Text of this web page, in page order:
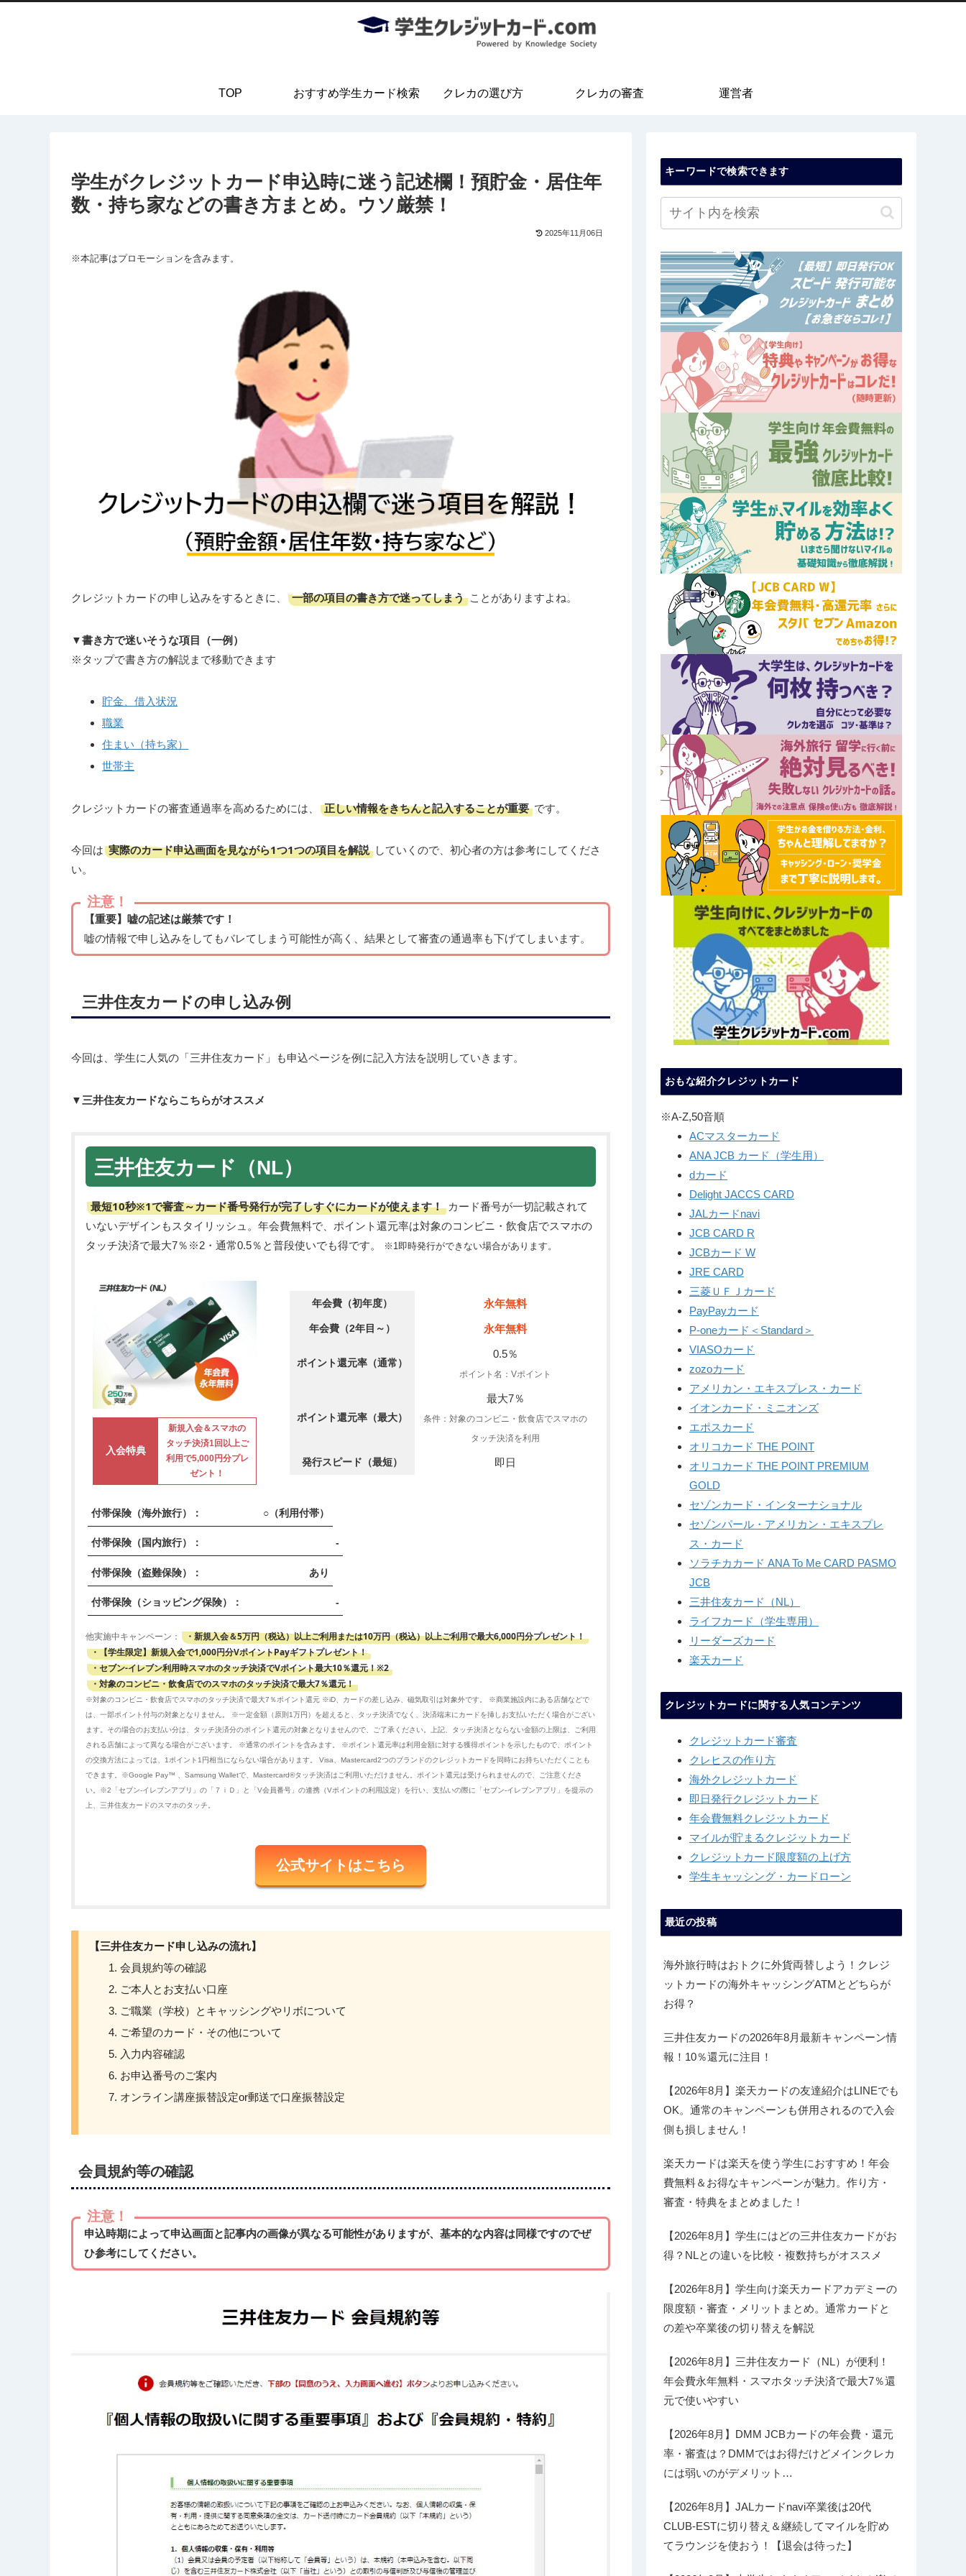
TOP おすすめ学生カード検索 クレカの選び方 クレカの審査 運営者
学生がクレジットカード申込時に迷う記述欄！預貯金・居住年
数・持ち家などの書き方まとめ。ウソ厳禁！
2025年11月06日
※本記事はプロモーションを含みます。
クレジットカードの申し込みをするときに、 一部の項目の書き方で迷ってしまう ことがありますよね。
▼書き方で迷いそうな項目（一例）
※タップで書き方の解説まで移動できます
貯金、借入状況
職業
住まい（持ち家）
世帯主
クレジットカードの審査通過率を高めるためには、 正しい情報をきちんと記入することが重要 です。
今回は 実際のカード申込画面を見ながら1つ1つの項目を解説 していくので、初心者の方は参考にしてくださ
い。
注意！
【重要】嘘の記述は厳禁です！
嘘の情報で申し込みをしてもバレてしまう可能性が高く、結果として審査の通過率も下げてしまいます。
三井住友カードの申し込み例
今回は、学生に人気の「三井住友カード」も申込ページを例に記入方法を説明していきます。
▼三井住友カードならこちらがオススメ
三井住友カード（NL）
最短10秒※1で審査～カード番号発行が完了しすぐにカードが使えます！ カード番号が一切記載されて
いないデザインもスタイリッシュ。年会費無料で、ポイント還元率は対象のコンビニ・飲食店でスマホの
タッチ決済で最大7％※2・通常0.5％と普段使いでも得です。
※1即時発行ができない場合があります。
入会特典
新規入会＆スマホの
タッチ決済1回以上ご
利用で5,000円分プレ
ゼント！
年会費（初年度） 永年無料
年会費（2年目～） 永年無料
ポイント還元率（通常）
0.5％
ポイント名：Vポイント
ポイント還元率（最大）
最大7％
条件：対象のコンビニ・飲食店でスマホの
タッチ決済を利用
発行スピード（最短） 即日
付帯保険（海外旅行）： ○（利用付帯）
付帯保険（国内旅行）： -
付帯保険（盗難保険）： あり
付帯保険（ショッピング保険）： -
他実施中キャンペーン：
・新規入会＆5万円（税込）以上ご利用または10万円（税込）以上ご利用で最大6,000円分プレゼント！
・【学生限定】新規入会で1,000円分VポイントPayギフトプレゼント！
・セブン-イレブン利用時スマホのタッチ決済でVポイント最大10％還元！※2
・対象のコンビニ・飲食店でのスマホのタッチ決済で最大7％還元！
※対象のコンビニ・飲食店でスマホのタッチ決済で最大7％ポイント還元 ※iD、カードの差し込み、磁気取引は対象外です。 ※商業施設内にある店舗などで
は、一部ポイント付与の対象となりません。 ※一定金額（原則1万円）を超えると、タッチ決済でなく、決済端末にカードを挿しお支払いただく場合がござい
ます。その場合のお支払い分は、タッチ決済分のポイント還元の対象となりませんので、ご了承ください。上記、タッチ決済とならない金額の上限は、ご利用
される店舗によって異なる場合がございます。 ※通常のポイントを含みます。 ※ポイント還元率は利用金額に対する獲得ポイントを示したもので、ポイント
の交換方法によっては、1ポイント1円相当にならない場合があります。 Visa、Mastercard2つのブランドのクレジットカードを同時にお持ちいただくことも
できます。※Google Pay™ 、Samsung Walletで、Mastercard®タッチ決済はご利用いただけません。ポイント還元は受けられませんので、ご注意くださ
い。※2「セブン-イレブンアプリ」の「７ｉＤ」と「V会員番号」の連携（Vポイントの利用設定）を行い、支払いの際に「セブン-イレブンアプリ」を提示の
上、三井住友カードのスマホのタッチ。
公式サイトはこちら
【三井住友カード申し込みの流れ】
会員規約等の確認
ご本人とお支払い口座
ご職業（学校）とキャッシングやリボについて
ご希望のカード・その他について
入力内容確認
お申込番号のご案内
オンライン講座振替設定or郵送で口座振替設定
会員規約等の確認
注意！
申込時期によって申込画面と記事内の画像が異なる可能性がありますが、基本的な内容は同様ですのでぜ
ひ参考にしてください。
キーワードで検索できます
おもな紹介クレジットカード
※A-Z,50音順
ACマスターカード
ANA JCB カード（学生用）
dカード
Delight JACCS CARD
JALカードnavi
JCB CARD R
JCBカード W
JRE CARD
三菱ＵＦＪカード
PayPayカード
P-oneカード＜Standard＞
VIASOカード
zozoカード
アメリカン・エキスプレス・カード
イオンカード・ミニオンズ
エポスカード
オリコカード THE POINT
オリコカード THE POINT PREMIUM
GOLD
セゾンカード・インターナショナル
セゾンパール・アメリカン・エキスプレ
ス・カード
ソラチカカード ANA To Me CARD PASMO
JCB
三井住友カード（NL）
ライフカード（学生専用）
リーダーズカード
楽天カード
クレジットカードに関する人気コンテンツ
クレジットカード審査
クレヒスの作り方
海外クレジットカード
即日発行クレジットカード
年会費無料クレジットカード
マイルが貯まるクレジットカード
クレジットカード限度額の上げ方
学生キャッシング・カードローン
最近の投稿
海外旅行時はおトクに外貨両替しよう！クレジ
ットカードの海外キャッシングATMとどちらが
お得？
三井住友カードの2026年8月最新キャンペーン情
報！10％還元に注目！
【2026年8月】楽天カードの友達紹介はLINEでも
OK。通常のキャンペーンも併用されるので入会
側も損しません！
楽天カードは楽天を使う学生におすすめ！年会
費無料＆お得なキャンペーンが魅力。作り方・
審査・特典をまとめました！
【2026年8月】学生にはどの三井住友カードがお
得？NLとの違いを比較・複数持ちがオススメ
【2026年8月】学生向け楽天カードアカデミーの
限度額・審査・メリットまとめ。通常カードと
の差や卒業後の切り替えを解説
【2026年8月】三井住友カード（NL）が便利！
年会費永年無料・スマホタッチ決済で最大7％還
元で使いやすい
【2026年8月】DMM JCBカードの年会費・還元
率・審査は？DMMではお得だけどメインクレカ
には弱いのがデメリット…
【2026年8月】JALカードnavi卒業後は20代
CLUB-ESTに切り替え＆継続してマイルを貯め
てラウンジを使おう！【退会は待った】